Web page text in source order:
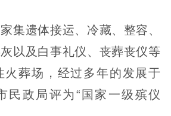
集遗体接运、冷藏、整容、
以及白事礼仪、丧葬丧仪等
火葬场，经过多年的发展于
民政局评为“国家一级殡仪